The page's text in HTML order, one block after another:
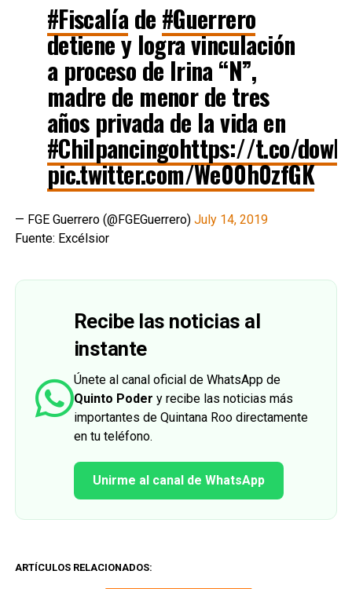
#Fiscalíade #Guerrero
detiene y logra vinculación
a proceso de Irina “N”,
madre de menor de tres
años privada de la vida en
#Chilpancingohttps://t.co/
pic.twitter.com/We00h0zfGK
— FGE Guerrero (@FGEGuerrero) July 14, 2019
Fuente: Excélsior
Recibe las noticias al
instante
Únete al canal oficial de WhatsApp de
Quinto Poder y recibe las noticias más
importantes de Quintana Roo directamente
en tu teléfono.
Unirme al canal de WhatsApp
ARTÍCULOS RELACIONADOS: